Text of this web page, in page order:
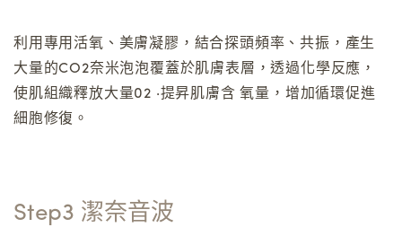
利用專用活氧、美膚凝膠，結合探頭頻率、共振，產生
大量的CO2奈米泡泡覆蓋於肌膚表層，透過化學反應，
使肌組織釋放大量02 ·提昇肌膚含 氧量，增加循環促進
細胞修復。
Step3 潔奈音波